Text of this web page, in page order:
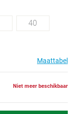
40
Maattabel
Niet meer beschikbaar